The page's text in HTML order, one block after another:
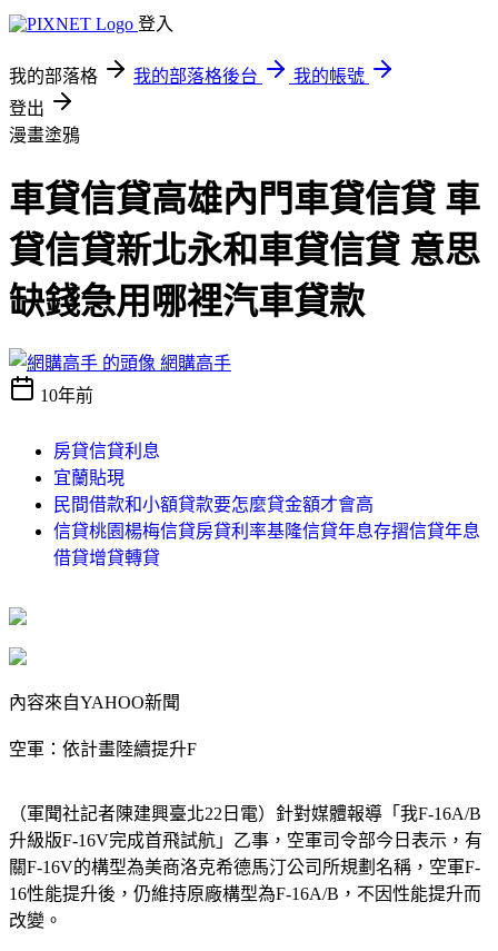
登入
我的部落格 我的部落格後台
我的帳號
登出
漫畫塗鴉
車貸信貸高雄內門車貸信貸 車
貸信貸新北永和車貸信貸 意思
缺錢急用哪裡汽車貸款
網購高手
10年前
房貸信貸利息
宜蘭貼現
民間借款和小額貸款要怎麼貸金額才會高
信貸桃園楊梅信貸房貸利率基隆信貸年息存摺信貸年息
借貸增貸轉貸
內容來自YAHOO新聞
空軍：依計畫陸續提升F
（軍聞社記者陳建興臺北22日電）針對媒體報導「我F-16A/B
升級版F-16V完成首飛試航」乙事，空軍司令部今日表示，有
關F-16V的構型為美商洛克希德馬汀公司所規劃名稱，空軍F-
16性能提升後，仍維持原廠構型為F-16A/B，不因性能提升而
改變。